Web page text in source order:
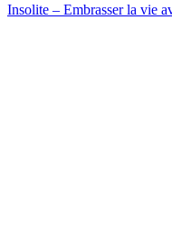
Insolite – Embrasser la vie